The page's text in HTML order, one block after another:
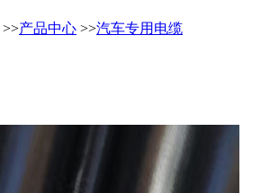
>>产品中心 >>汽车专用电缆